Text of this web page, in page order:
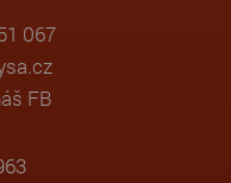
067
FB